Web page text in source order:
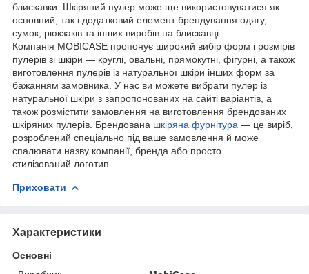
блискавки. Шкіряний пулер може ще використовуватися як
основний, так і додатковий елемент брендування одягу,
сумок, рюкзаків та інших виробів на блискавці.
Компанія MOBICASE пропонує широкий вибір форм і розмірів
пулерів зі шкіри — круглі, овальні, прямокутні, фігурні, а також
виготовлення пулерів із натуральної шкіри інших форм за
бажанням замовника. У нас ви можете вибрати пулер із
натуральної шкіри з запропонованих на сайті варіантів, а
також розмістити замовлення на виготовлення брендованих
шкіряних пулерів. Брендована шкіряна фурнітура — це виріб,
розроблений спеціально під ваше замовлення й може
спалювати назву компанії, бренда або просто
стилізований логотип.
Приховати
Характеристики
Основні